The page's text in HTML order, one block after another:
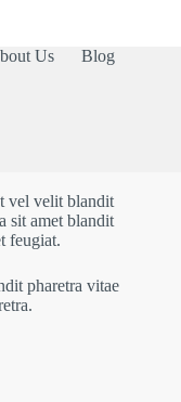
Us
Blog
vel velit blandit
sit amet blandit
feugiat.
pharetra vitae